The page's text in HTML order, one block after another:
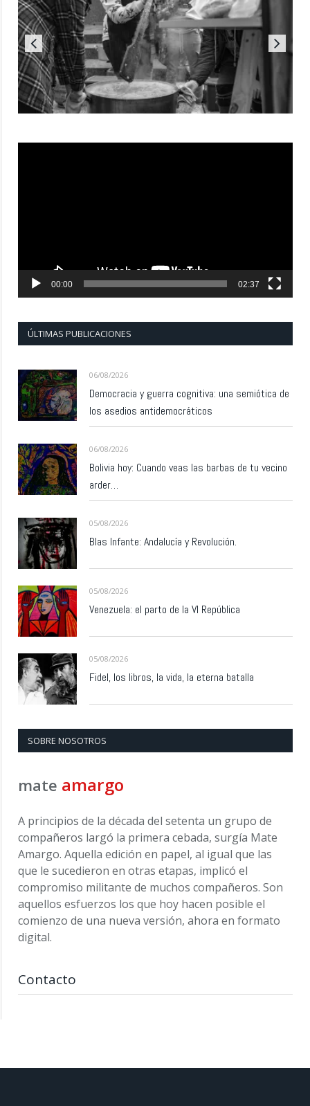
00:00 02:37
ÚLTIMAS PUBLICACIONES
06/08/2026
Democracia y guerra cognitiva: una semiótica de
los asedios antidemocráticos
06/08/2026
Bolivia hoy: Cuando veas las barbas de tu vecino
arder…
05/08/2026
Blas Infante: Andalucía y Revolución.
05/08/2026
Venezuela: el parto de la VI República
05/08/2026
Fidel, los libros, la vida, la eterna batalla
SOBRE NOSOTROS
mate amargo
A principios de la década del setenta un grupo de
compañeros largó la primera cebada, surgía Mate
Amargo. Aquella edición en papel, al igual que las
que le sucedieron en otras etapas, implicó el
compromiso militante de muchos compañeros. Son
aquellos esfuerzos los que hoy hacen posible el
comienzo de una nueva versión, ahora en formato
digital.
Contacto